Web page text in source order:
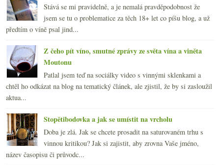
Stává se mi pravidelně, a je nemalá pravděpodobnost že
jsem se tu o problematice za těch 18+ let co píšu blog, a už
předtím o víně psal jind...
Z čeho pít víno, smutné zprávy ze světa vína a viněta
Moutonu
Patlal jsem teď na sociálky video s vinnými sklenkami a
chtěl ho odkázat na blog na tematický článek, ale zjistil, že by si zasloužil
aktua...
Stopětibodovka a jak se umístit na vrcholu
Doba je zlá. Jak se chcete prosadit na saturovaném trhu s
vinnou kritikou? Jak si zajistit, aby zrovna Vaše jméno,
název časopisu či průvodc...